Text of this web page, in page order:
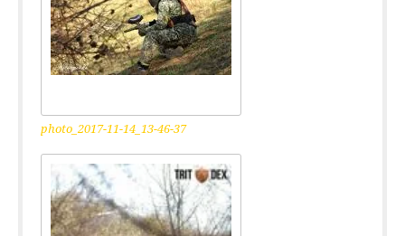
photo_2017-11-14_13-46-37